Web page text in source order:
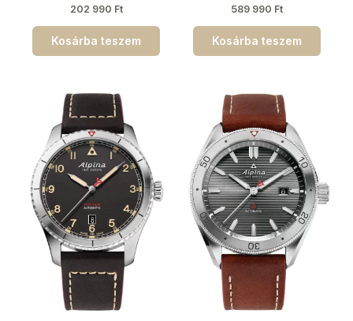
202 990 Ft
Kosárba teszem
589 990 Ft
Kosárba teszem